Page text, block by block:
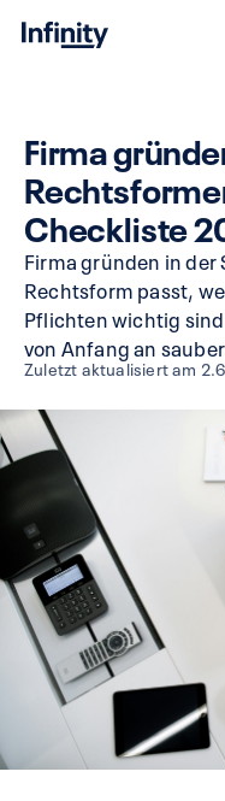
Firma
Checkliste
Firma gründen in
Rechtsform passt,
Pflichten wichtig
von Anfang an
Zuletzt aktualisiert am